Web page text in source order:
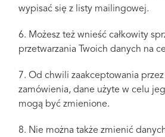
wypisać się z listy mailingowej.
6. Możesz też wnieść całkowity
przetwarzania Twoich danych na
7. Od chwili zaakceptowania
zamówienia, dane użyte w celu
mogą być zmienione.
8. Nie można także zmienić